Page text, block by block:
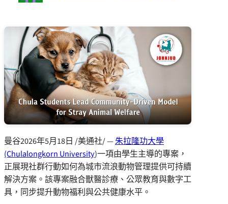
曼谷2026年5月18日 /美通社/ —朱拉隆功大學
(Chulalongkorn University)一項由學生主導的專案，
正展現社群行動如何為城市流浪動物管理提供可持續
解決方案。該專案融合獸醫診療、公眾教育與數字工
具，同步提升動物福利與公共健康水平。